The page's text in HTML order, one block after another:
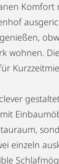
Komfort
wohnen.
einzeln